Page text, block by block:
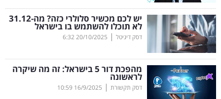
דעות
רכילות
עסקית
קריפטו
ויראלי
יש לכם מכשיר סלולרי כזה? מה-31.12
לא תוכלו להשתמש בו בישראל
דסק דיגיטל |
20/10/2025
6:32
מהפכת דור 5 בישראל: זה מה שיקרה
לראשונה
דסק תקשורת |
16/9/2025
10:59